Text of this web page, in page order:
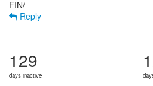
Reply
129
days inactive